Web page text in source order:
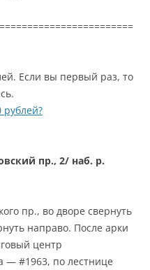
Если вы первый раз, то
рублей?
пр., 2/ наб. р.
пр., во дворе свернуть
направо. После арки
центр
— #1963, по лестнице